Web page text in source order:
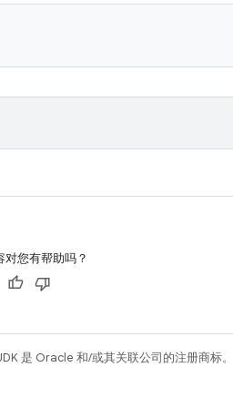
对您有帮助吗？
是 Oracle 和/或其关联公司的注册商标。